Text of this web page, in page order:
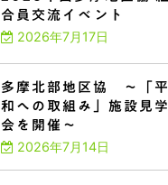
合員交流イベント
2026年7月17日
多摩北部地区協 ～「平
和への取組み」施設見学
会を開催～
2026年7月14日